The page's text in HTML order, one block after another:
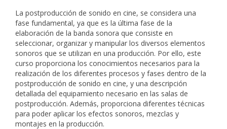
La postproducción de sonido en cine, se considera una
fase fundamental, ya que es la última fase de la
elaboración de la banda sonora que consiste en
seleccionar, organizar y manipular los diversos elementos
sonoros que se utilizan en una producción. Por ello, este
curso proporciona los conocimientos necesarios para la
realización de los diferentes procesos y fases dentro de la
postproducción de sonido en cine, y una descripción
detallada del equipamiento necesario en las salas de
postproducción. Además, proporciona diferentes técnicas
para poder aplicar los efectos sonoros, mezclas y
montajes en la producción.